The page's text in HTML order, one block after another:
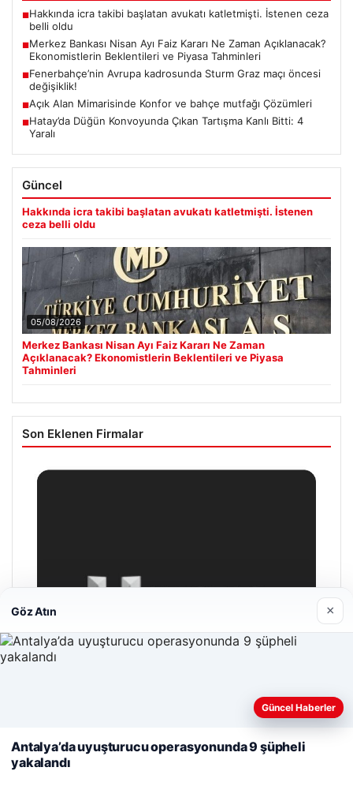
■Hakkında icra takibi başlatan avukatı katletmişti. İstenen ceza
belli oldu
■Merkez Bankası Nisan Ayı Faiz Kararı Ne Zaman Açıklanacak?
Ekonomistlerin Beklentileri ve Piyasa Tahminleri
■Fenerbahçe’nin Avrupa kadrosunda Sturm Graz maçı öncesi
değişiklik!
■Açık Alan Mimarisinde Konfor ve bahçe mutfağı Çözümleri
■Hatay’da Düğün Konvoyunda Çıkan Tartışma Kanlı Bitti: 4
Yaralı
Güncel
Hakkında icra takibi başlatan avukatı katletmişti. İstenen
ceza belli oldu
05/08/2026
Merkez Bankası Nisan Ayı Faiz Kararı Ne Zaman
Açıklanacak? Ekonomistlerin Beklentileri ve Piyasa
Tahminleri
Son Eklenen Firmalar
Web sitemizi nasıl kullandığınızı daha iyi anlayabilmek,
kullanıyoruz.
Çerez Politikamız
Reddet
Göz Atın ×
Güncel Haberler
Antalya’da uyuşturucu operasyonunda 9 şüpheli
yakalandı